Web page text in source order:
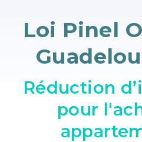
Loi Pinel
Réduction
pour